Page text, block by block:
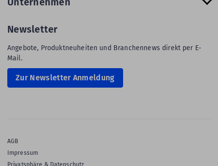
Newsletter
Angebote, Produktneuheiten und Branchennews direkt per E-
Mail.
Zur Newsletter Anmeldung
AGB
Impressum
Privatsphäre & Datenschutz